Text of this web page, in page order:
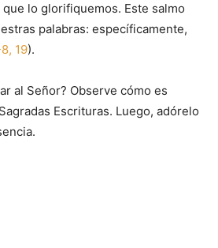
lo glorifiquemos. Este salmo
palabras: específicamente,
19).
al Señor? Observe cómo es
Escrituras. Luego, adórelo